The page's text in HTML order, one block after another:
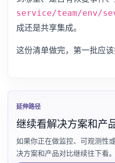
service/team/env/
成还是共享集成。
这份清单做完，第一批应
延伸路径
继续看解决方案和产
如果你正在做监控、可观测性
决方案和产品对比继续往下看。